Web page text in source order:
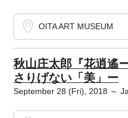
OITA ART MUSEUM
秋山庄太郎『花逍遙
さりげない「美」ー
September 28 (Fri), 2018 ～